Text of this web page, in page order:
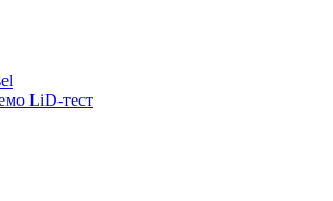
LiD-тест